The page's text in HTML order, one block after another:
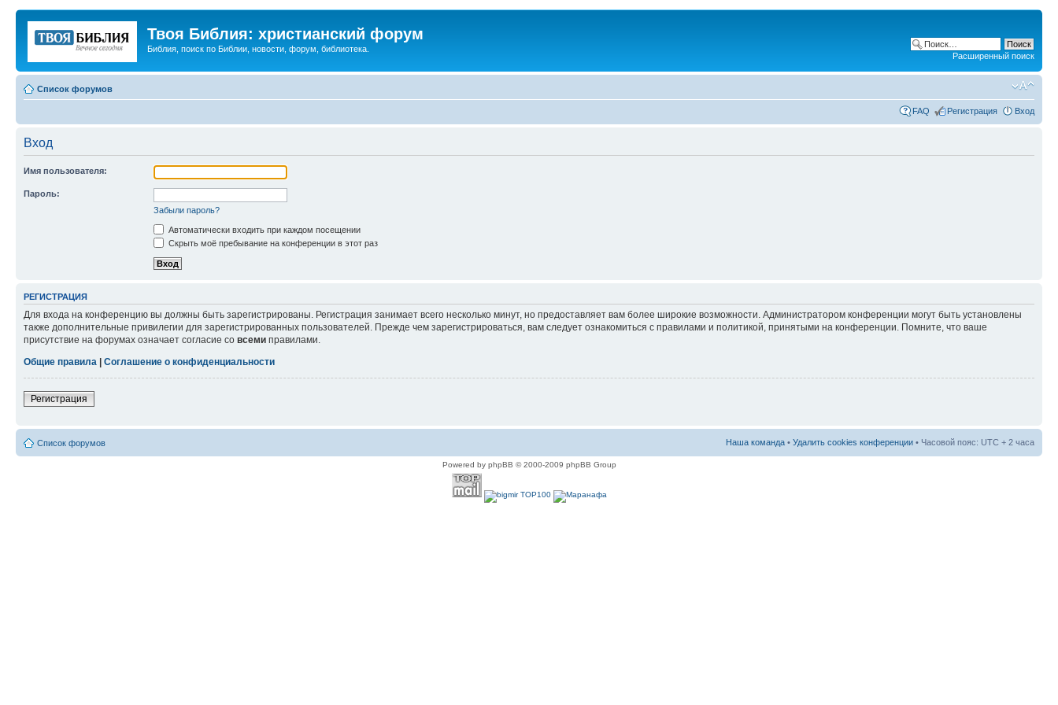
Твоя Библия: христианский форум
Библия, поиск по Библии, новости, форум, библиотека.
Расширенный поиск
Список форумов
FAQ Регистрация Вход
Вход
Имя пользователя:
Пароль:
Забыли пароль?
Автоматически входить при каждом посещении
Скрыть моё пребывание на конференции в этот раз
РЕГИСТРАЦИЯ
Для входа на конференцию вы должны быть зарегистрированы. Регистрация занимает всего несколько минут, но предоставляет вам более широкие возможности. Администратором конференции могут быть установлены
также дополнительные привилегии для зарегистрированных пользователей. Прежде чем зарегистрироваться, вам следует ознакомиться с правилами и политикой, принятыми на конференции. Помните, что ваше
присутствие на форумах означает согласие со всеми правилами.
Общие правила
Соглашение о конфиденциальности
Регистрация
Список форумов Наша команда • Удалить cookies конференции • Часовой пояс: UTC + 2 часа
Powered by phpBB © 2000-2009 phpBB Group